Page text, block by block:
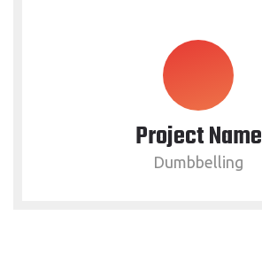
Project Name
Dumbbelling